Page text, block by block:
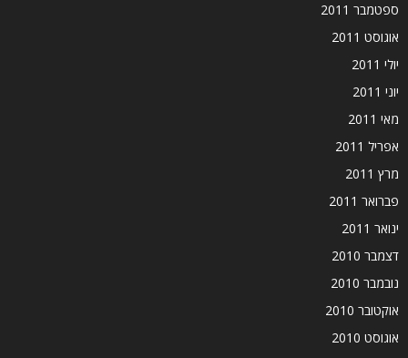
ספטמבר 2011
אוגוסט 2011
יולי 2011
יוני 2011
מאי 2011
אפריל 2011
מרץ 2011
פברואר 2011
ינואר 2011
דצמבר 2010
נובמבר 2010
אוקטובר 2010
אוגוסט 2010